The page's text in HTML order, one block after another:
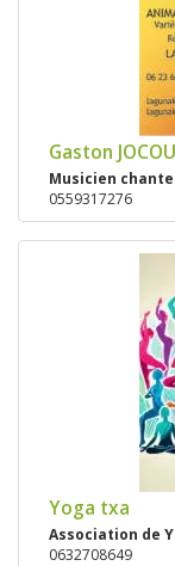
Gaston JOCOU
Musicien
0559317276
Yoga txa
Association de
0632708649